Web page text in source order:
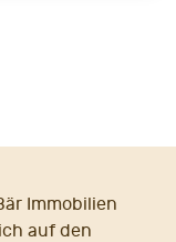
Immobilien
auf den